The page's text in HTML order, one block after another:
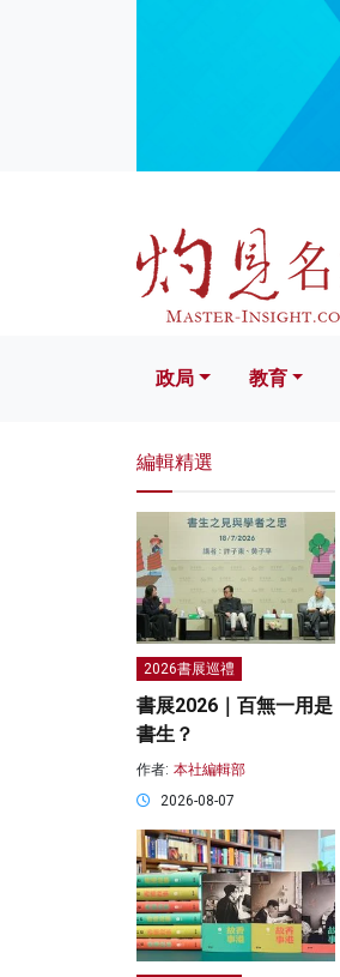
文化
政局 教育
編輯精選
2026書展巡禮
書展2026｜百無一用是
書生？
作者: 本社編輯部
2026-08-07